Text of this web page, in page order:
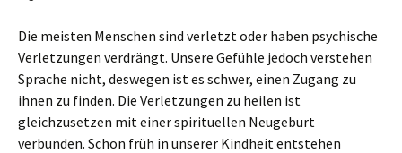
Die meisten Menschen sind verletzt oder haben psychische
Verletzungen verdrängt. Unsere Gefühle jedoch verstehen
Sprache nicht, deswegen ist es schwer, einen Zugang zu
ihnen zu finden. Die Verletzungen zu heilen ist
gleichzusetzen mit einer spirituellen Neugeburt
verbunden. Schon früh in unserer Kindheit entstehen